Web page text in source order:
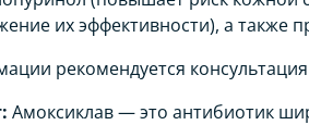
их эффективности), а также
рекомендуется
Амоксиклав — это антибиотик